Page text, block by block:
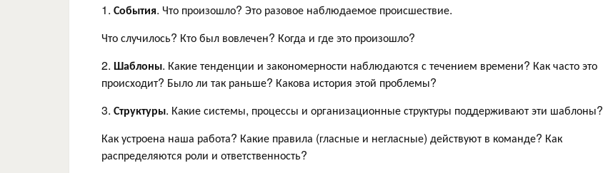
1. События. Что произошло? Это разовое наблюдаемое происшествие.
Что случилось? Кто был вовлечен? Когда и где это произошло?
2. Шаблоны. Какие тенденции и закономерности наблюдаются с течением времени? Как часто это
происходит? Было ли так раньше? Какова история этой проблемы?
3. Структуры. Какие системы, процессы и организационные структуры поддерживают эти шаблоны?
Как устроена наша работа? Какие правила (гласные и негласные) действуют в команде? Как
распределяются роли и ответственность?